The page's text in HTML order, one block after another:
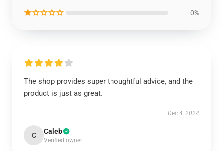
★☆☆☆☆ 0%
The shop provides super thoughtful advice, and the
product is just as great.
Dec 4, 2024
C Caleb
Verified owner